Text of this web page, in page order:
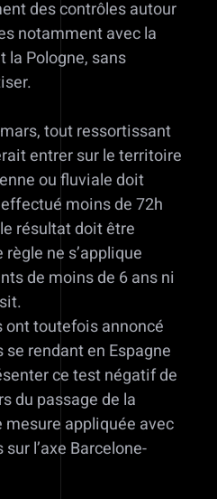
des contrôles autour
notamment avec la
la Pologne, sans
tout ressortissant
entrer sur le territoire
ou fluviale doit
moins de 72h
résultat doit être
ne s’applique
de moins de 6 ans ni
ont toutefois annoncé
rendant en Espagne
ce test négatif de
du passage de la
appliquée avec
l’axe Barcelone-